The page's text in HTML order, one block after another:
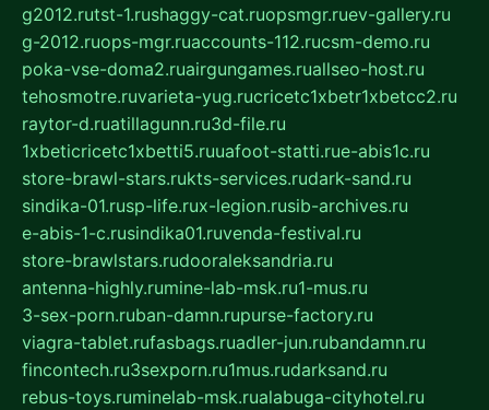
g2012.rutst-1.rushaggy-cat.ruopsmgr.ruev-gallery.ru
g-2012.ruops-mgr.ruaccounts-112.rucsm-demo.ru
poka-vse-doma2.ruairgungames.ruallseo-host.ru
tehosmotre.ruvarieta-yug.rucricetc1xbetr1xbetcc2.ru
raytor-d.ruatillagunn.ru3d-file.ru
1xbeticricetc1xbetti5.ruuafoot-statti.rue-abis1c.ru
store-brawl-stars.rukts-services.rudark-sand.ru
sindika-01.rusp-life.rux-legion.rusib-archives.ru
e-abis-1-c.rusindika01.ruvenda-festival.ru
store-brawlstars.rudooraleksandria.ru
antenna-highly.rumine-lab-msk.ru1-mus.ru
3-sex-porn.ruban-damn.rupurse-factory.ru
viagra-tablet.rufasbags.ruadler-jun.rubandamn.ru
fincontech.ru3sexporn.ru1mus.rudarksand.ru
rebus-toys.ruminelab-msk.rualabuga-cityhotel.ru